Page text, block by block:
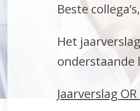
Beste collega’s,
Het
onderstaande
Jaarverslag